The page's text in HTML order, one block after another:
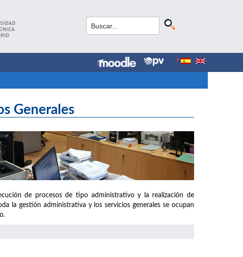
Generales
de procesos de tipo administrativo y la realización de
la gestión administrativa y los servicios generales se ocupan